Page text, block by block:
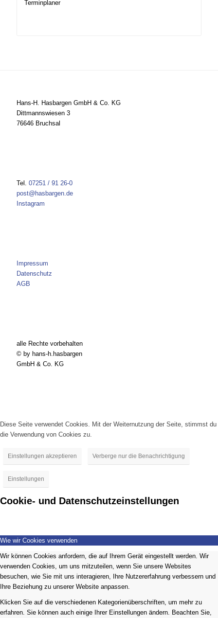
Terminplaner
Hans-H. Hasbargen GmbH & Co. KG
Dittmannswiesen 3
76646 Bruchsal
Tel. 07251 / 91 26-0
post@hasbargen.de
Instagram
Impressum
Datenschutz
AGB
alle Rechte vorbehalten
© by hans-h.hasbargen
GmbH & Co. KG
Diese Seite verwendet Cookies. Mit der Weiternutzung der Seite, stimmst du
die Verwendung von Cookies zu.
Einstellungen akzeptieren Verberge nur die Benachrichtigung
Einstellungen
Cookie- und Datenschutzeinstellungen
Wie wir Cookies verwenden
Wir können Cookies anfordern, die auf Ihrem Gerät eingestellt werden. Wir
verwenden Cookies, um uns mitzuteilen, wenn Sie unsere Websites
besuchen, wie Sie mit uns interagieren, Ihre Nutzererfahrung verbessern und
Ihre Beziehung zu unserer Website anpassen.
Klicken Sie auf die verschiedenen Kategorienüberschriften, um mehr zu
erfahren. Sie können auch einige Ihrer Einstellungen ändern. Beachten Sie,